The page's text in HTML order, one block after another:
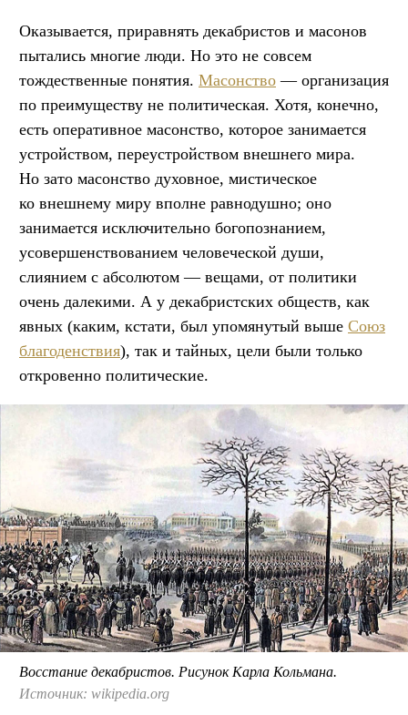
Оказывается, приравнять декабристов и масонов
пытались многие люди. Но это не совсем
тождественные понятия. Масонство — организация
по преимуществу не политическая. Хотя, конечно,
есть оперативное масонство, которое занимается
устройством, переустройством внешнего мира.
Но зато масонство духовное, мистическое
ко внешнему миру вполне равнодушно; оно
занимается исключительно богопознанием,
усовершенствованием человеческой души,
слиянием с абсолютом — вещами, от политики
очень далекими. А у декабристских обществ, как
явных (каким, кстати, был упомянутый выше Союз
благоденствия), так и тайных, цели были только
откровенно политические.
Восстание декабристов. Рисунок Карла Кольмана.
Источник: wikipedia.org